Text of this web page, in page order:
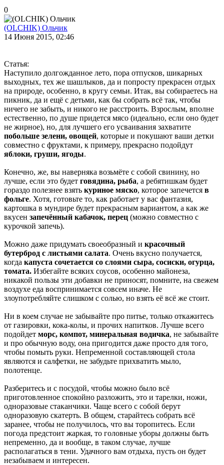
0
(OLCHIK) Ольчик
14 Июня 2015, 02:46
Статья:
Наступило долгожданное лето, пора отпусков, шикарных
выходных, тех же шашлыков, да и попросту прекрасен отдых
на природе, особенно, в кругу семьи. Итак, вы собираетесь на
пикник, да и ещё с детьми, как бы собрать всё так, чтобы
ничего не забыть, и никого не расстроить. Взрослым, вполне
естественно, по душе придется мясо (идеально, если оно будет
не жирное), но, для лучшего его усваивания захватите
побольше зелени, овощей, которые и покушают ваши детки
совместно с фруктами, к примеру, прекрасно подойдут
яблоки, груши, ягоды.
Конечно, же, вы наверняка возьмёте с собой свинину, но
лучше, если это будет говядина, рыба, а ребятишкам будет
гораздо полезнее взять куриное мяско, которое запечется в
фольге. Хотя, готовьте то, как работает у вас фантазия,
картошка в мундире будет прекрасным вариантом, а как же
вкусен запечённый кабачок, перец (можно совместно с
курочкой запечь).
Можно даже придумать своеобразный и красочный
бутерброд с листьями салата. Очень вкусно получается,
когда капуста сочетается со слоями сыра, сосиски, огурца,
томата. Избегайте всяких соусов, особенно майонеза,
никакой пользы эти добавки не приносят, помните, на свежем
воздухе еда воспринимается совсем иначе. Не
злоупотребляйте слишком с солью, но взять её всё же стоит.
Ни в коем случае не забывайте про питье, только откажитесь
от газировки, кока-колы, и прочих напитков. Лучше всего
подойдет морс, компот, минеральная водичка, не забывайте
и про обычную воду, она пригодится даже просто для того,
чтобы помыть руки. Непременной составляющей стола
являются и салфетки, не забудьте прихватить мыло,
полотенце.
Разберитесь и с посудой, чтобы можно было всё
приготовленное спокойно разложить, это и тарелки, ножи,
одноразовые стаканчики. Чаще всего с собой берут
одноразовую скатерть. В общем, старайтесь собрать всё
заранее, чтобы не получилось, что вы торопитесь. Если
погода предстоит жаркая, то головные уборы должны быть
непременно, да и вообще, в таком случае, лучше
располагаться в тени. Удачного вам отдыха, пусть он будет
незабываем и интересен.